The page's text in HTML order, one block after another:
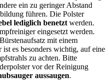
ein zu geringer Abstand
führen. Die Polster
lediglich benetzt werden.
eingesetzt werden.
mit einem
es besonders wichtig, auf eine
zu achten. Bitte
vor der Reinigung
aussaugen.